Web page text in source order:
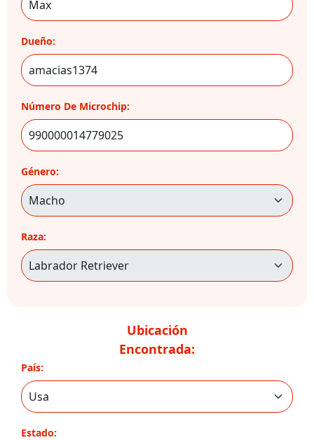
Dueño:
Número De Microchip:
Género:
Raza:
Ubicación
Encontrada:
País:
Estado: